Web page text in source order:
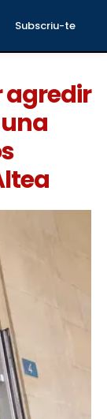
Subscriu-te
agredir